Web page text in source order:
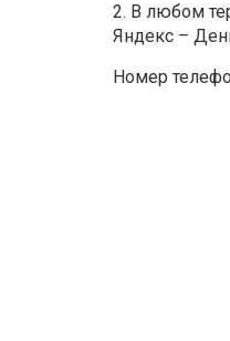
2. В любом
Яндекс –
Номер